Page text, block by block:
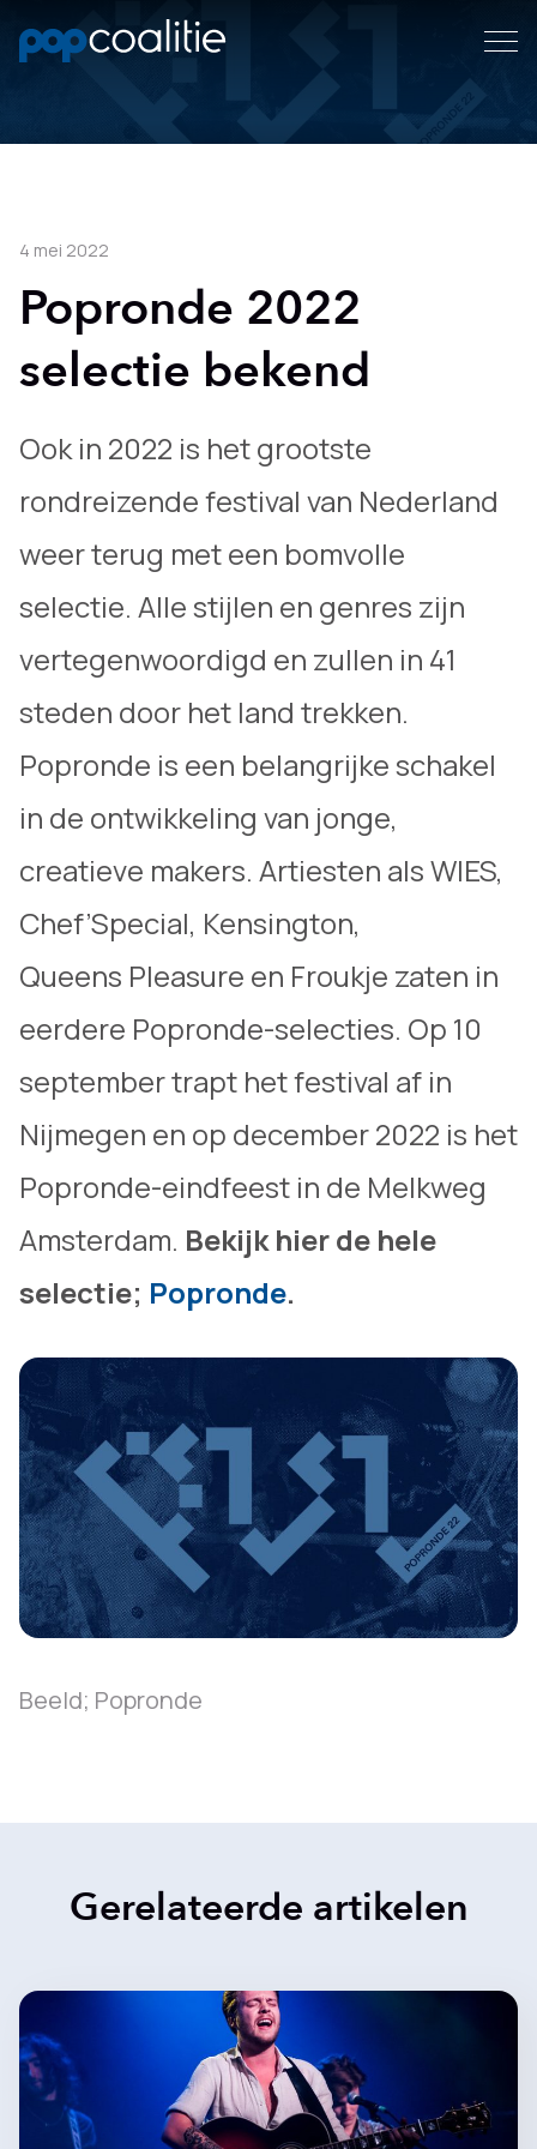
4 mei 2022
Popronde 2022
selectie bekend
Ook in 2022 is het grootste
rondreizende festival van Nederland
weer terug met een bomvolle
selectie. Alle stijlen en genres zijn
vertegenwoordigd en zullen in 41
steden door het land trekken.
Popronde is een belangrijke schakel
in de ontwikkeling van jonge,
creatieve makers. Artiesten als WIES,
Chef’Special, Kensington,
Queens Pleasure en Froukje zaten in
eerdere Popronde-selecties. Op 10
september trapt het festival af in
Nijmegen en op december 2022 is het
Popronde-eindfeest in de Melkweg
Amsterdam. Bekijk hier de hele
selectie; Popronde.
Beeld; Popronde
Gerelateerde artikelen